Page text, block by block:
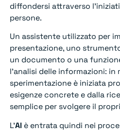
diffondersi attraverso
persone.
Un assistente utilizzato per
presentazione, uno
un documento o una
l’analisi delle informazioni: in
sperimentazione è iniziata
esigenze concrete e dalla
semplice per svolgere il
L’AI è entrata quindi nei